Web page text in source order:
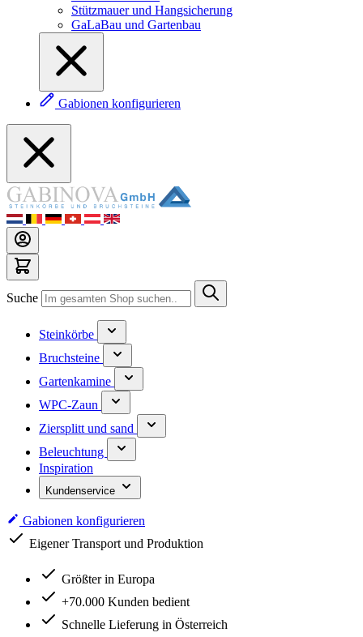
Stützmauer und Hangsicherung
GaLaBau und Gartenbau
Gabionen konfigurieren
Suche
Steinkörbe
Bruchsteine
Gartenkamine
WPC-Zaun
Ziersplitt und sand
Beleuchtung
Inspiration
Kundenservice
Gabionen konfigurieren
Eigener Transport und Produktion
Größter in Europa
+70.000 Kunden bedient
Schnelle Lieferung in Österreich